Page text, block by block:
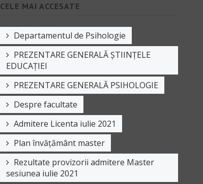
CELE MAI ACCESATE
Departamentul de Psihologie
PREZENTARE GENERALĂ ȘTIINȚELE
EDUCAȚIEI
PREZENTARE GENERALĂ PSIHOLOGIE
Despre facultate
Admitere Licenta iulie 2021
Plan învățământ master
Rezultate provizorii admitere Master
sesiunea iulie 2021